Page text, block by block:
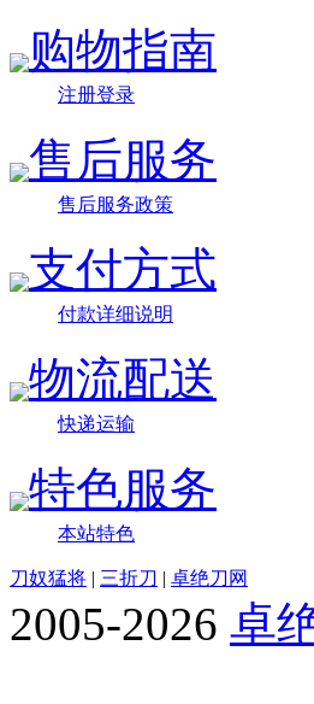
购物指南
注册登录
售后服务
售后服务政策
支付方式
付款详细说明
物流配送
快递运输
特色服务
本站特色
刀奴猛将 | 三折刀 | 卓绝刀网
2005-2026 卓